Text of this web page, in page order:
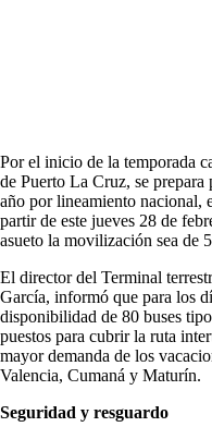
Por el inicio de la temporada
de Puerto La Cruz, se prepara
año por lineamiento nacional,
partir de este jueves 28 de
asueto la movilización sea de
El director del Terminal
García, informó que para los
disponibilidad de 80 buses
puestos para cubrir la ruta
mayor demanda de los
Valencia, Cumaná y Maturín.
Seguridad y resguardo